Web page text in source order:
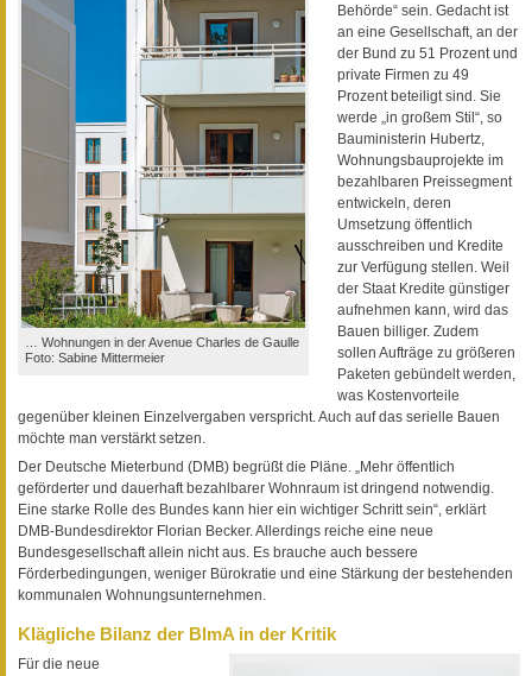
… Wohnungen in der Avenue Charles de Gaulle
Foto: Sabine Mittermeier
Behörde“ sein. Gedacht ist
an eine Gesellschaft, an der
der Bund zu 51 Prozent und
private Firmen zu 49
Prozent beteiligt sind. Sie
werde „in großem Stil“, so
Bauministerin Hubertz,
Wohnungsbauprojekte im
bezahlbaren Preissegment
entwickeln, deren
Umsetzung öffentlich
ausschreiben und Kredite
zur Verfügung stellen. Weil
der Staat Kredite günstiger
aufnehmen kann, wird das
Bauen billiger. Zudem
sollen Aufträge zu größeren
Paketen gebündelt werden,
was Kostenvorteile
gegenüber kleinen Einzelvergaben verspricht. Auch auf das serielle Bauen
möchte man verstärkt setzen.
Der Deutsche Mieterbund (DMB) begrüßt die Pläne. „Mehr öffentlich
geförderter und dauerhaft bezahlbarer Wohnraum ist dringend notwendig.
Eine starke Rolle des Bundes kann hier ein wichtiger Schritt sein“, erklärt
DMB-Bundesdirektor Florian Becker. Allerdings reiche eine neue
Bundesgesellschaft allein nicht aus. Es brauche auch bessere
Förderbedingungen, weniger Bürokratie und eine Stärkung der bestehenden
kommunalen Wohnungsunternehmen.
Klägliche Bilanz der BlmA in der Kritik
Für die neue